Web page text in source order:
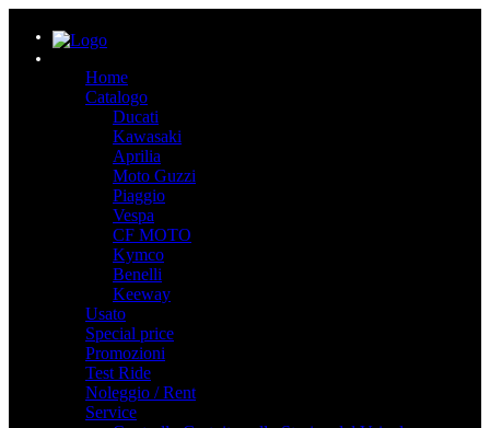
Home
Catalogo
Ducati
Kawasaki
Aprilia
Moto Guzzi
Piaggio
Vespa
CF MOTO
Kymco
Benelli
Keeway
Usato
Special price
Promozioni
Test Ride
Noleggio / Rent
Service